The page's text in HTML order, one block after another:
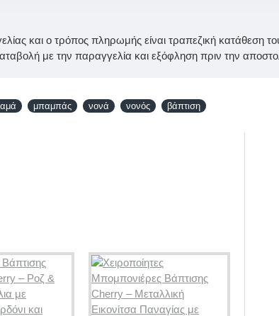
και ο τρόπος πληρωμής είναι τραπεζική κατάθεση
με την παραγγελία και εξόφληση πριν την
μπαμπάς νονά νονός βάπτιση